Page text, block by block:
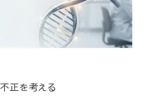
正を考える